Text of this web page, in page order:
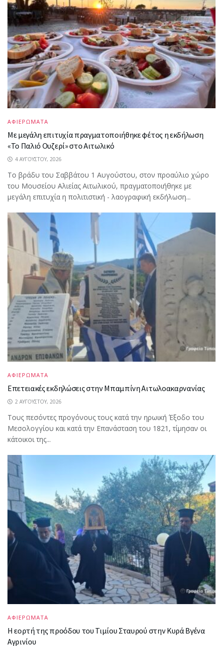
ΑΦΙΕΡΩΜΑΤΑ
Με μεγάλη επιτυχία πραγματοποιήθηκε φέτος η εκδήλωση
«Το Παλιό Ουζερί» στο Αιτωλικό
4 ΑΥΓΟΎΣΤΟΥ, 2026
Το βράδυ του Σαββάτου 1 Αυγούστου, στον προαύλιο χώρο
του Μουσείου Αλιείας Αιτωλικού, πραγματοποιήθηκε με
μεγάλη επιτυχία η πολιτιστική - λαογραφική εκδήλωση...
ΑΦΙΕΡΩΜΑΤΑ
Επετειακές εκδηλώσεις στην Μπαμπίνη Αιτωλοακαρνανίας
2 ΑΥΓΟΎΣΤΟΥ, 2026
Τους πεσόντες προγόνους τους κατά την ηρωική Έξοδο του
Μεσολογγίου και κατά την Επανάσταση του 1821, τίμησαν οι
κάτοικοι της...
ΑΦΙΕΡΩΜΑΤΑ
Η εορτή της προόδου του Τιμίου Σταυρού στην Κυρά Βγένα
Αγρινίου